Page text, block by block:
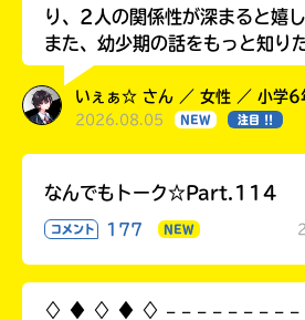
り、2人の関係性が深まると嬉し
また、幼少期の話をもっと知り
いぇぁ☆ さん ／ 女性 ／ 小学6
2026.08.05 NEW 注目 !!
なんでもトーク☆Part.114
コメント 177 NEW
♢ ♦︎ ♢ ♦︎ ♢ 𓐄 𓐄 𓐄 𓐄 𓐄 𓐄 𓐄 𓐄 𓐄